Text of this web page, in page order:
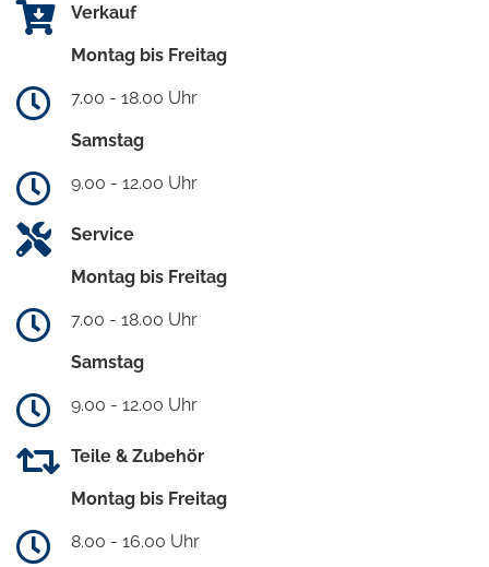
Verkauf
Montag bis Freitag
7.00 - 18.00 Uhr
Samstag
9.00 - 12.00 Uhr
Service
Montag bis Freitag
7.00 - 18.00 Uhr
Samstag
9.00 - 12.00 Uhr
Teile & Zubehör
Montag bis Freitag
8.00 - 16.00 Uhr